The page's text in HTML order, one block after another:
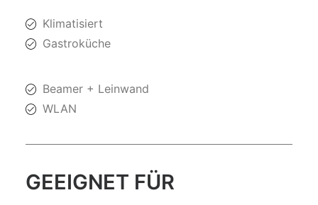
Klimatisiert
Gastroküche
Beamer + Leinwand
WLAN
GEEIGNET FÜR